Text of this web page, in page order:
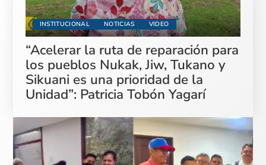
INSTITUCIONAL NOTICIAS VIDEO
“Acelerar la ruta de reparación para
los pueblos Nukak, Jiw, Tukano y
Sikuani es una prioridad de la
Unidad”: Patricia Tobón Yagarí